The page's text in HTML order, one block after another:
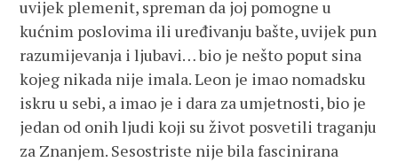
uvijek plemenit, spreman da joj pomogne u
kućnim poslovima ili uređivanju bašte, uvijek pun
razumijevanja i ljubavi… bio je nešto poput sina
kojeg nikada nije imala. Leon je imao nomadsku
iskru u sebi, a imao je i dara za umjetnosti, bio je
jedan od onih ljudi koji su život posvetili traganju
za Znanjem. Sesostriste nije bila fascinirana